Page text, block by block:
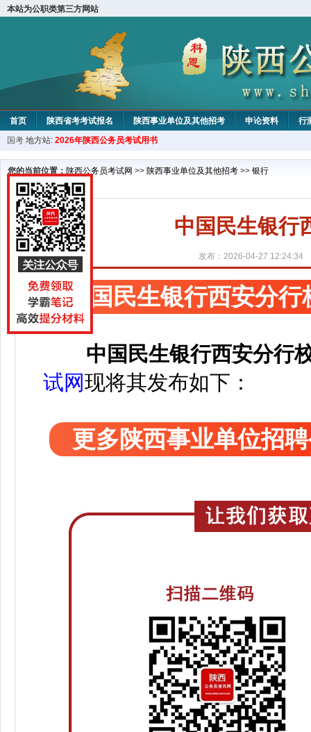
本站为公职类第三方网站
首页 陕西省考考试报名 陕西事业单位及其他招考 申论资料
行
国考 地方站: 2026年陕西公务员考试用书
您的当前位置： 陕西公务员考试网 >> 陕西事业单位及其他招考 >> 银行
中国民生银行
发布：2026-04-27 12:24:34
中国民生银行西安分
中国民生银行西安分行
试网现将其发布如下：
更多陕西事业单位招